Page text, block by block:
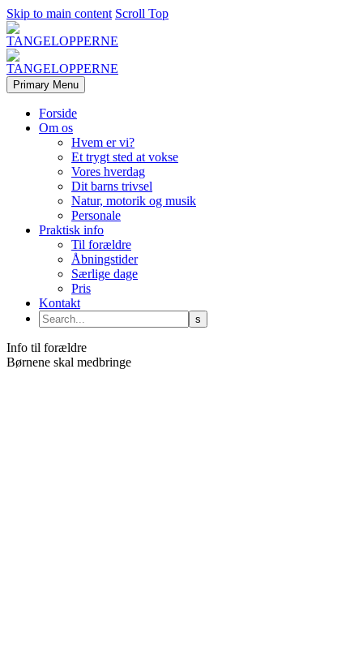
Skip to main content Scroll Top
Primary Menu
Forside
Om os
Hvem er vi?
Et trygt sted at vokse
Vores hverdag
Dit barns trivsel
Natur, motorik og musik
Personale
Praktisk info
Til forældre
Åbningstider
Særlige dage
Pris
Kontakt
Info til forældre
Børnene skal medbringe